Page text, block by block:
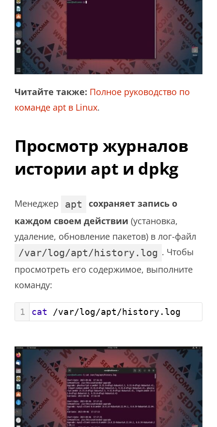
Читайте также: Полное руководство по
команде apt в Linux.
Просмотр журналов
истории apt и dpkg
Менеджер apt
сохраняет запись о
каждом своем действии (установка,
удаление, обновление пакетов) в лог-файл
/var/log/apt/history.log . Чтобы
просмотреть его содержимое, выполните
команду:
1 cat /var/log/apt/history.log